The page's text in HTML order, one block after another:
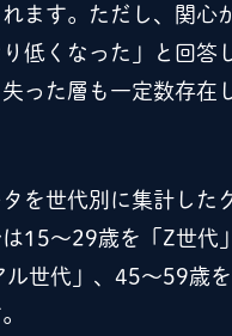
ます。ただし、関心
低くなった」と回答
った層も一定数存在
を世代別に集計した
15～29歳を「Z世代
ル世代」、45～59歳